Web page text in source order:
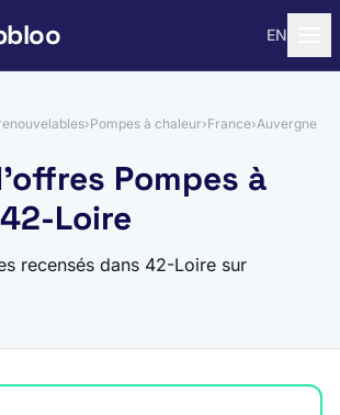
EN
›Pompes à chaleur›France›Auvergne
Pompes à
Loire
recensés dans 42-Loire sur